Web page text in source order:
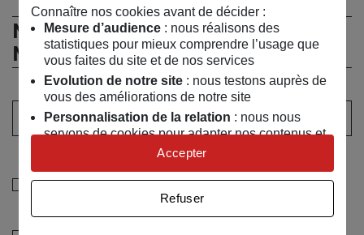
Ne manquez rien de l’actualité du
MSC !
Votre adresse email :
Sélectionner au moins un choix
Je souhaite recevoir les informations de la
programmation culturelle du MSC
Connaître nos cookies avant de décider :
Mesure d’audience: nous réalisons des
statistiques pour mieux comprendre l’usage que
vous faites du site et de nos services
Evolution de notre site: nous testons auprès de
vous des améliorations de notre site
Personnalisation de la relation : nous nous
servons de cookies pour adapter nos contenus et
personnaliser nos offres
Univers publicitaire: nous utilisons avec nos
publicités personnalisées
Refuser
Accepter